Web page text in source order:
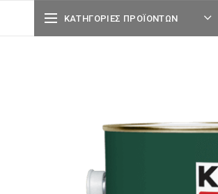
ΚΑΤΗΓΟΡΊΕΣ ΠΡΟΪΌΝΤΩΝ